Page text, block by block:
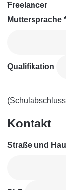
Freelancer
Muttersprache *
Qualifikation
Kontakt
Straße und